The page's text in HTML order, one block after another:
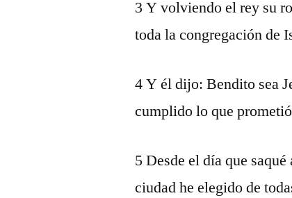
3 Y volviendo el rey su
toda la congregación de
4 Y él dijo: Bendito sea
cumplido lo que
5 Desde el día que
ciudad he elegido de